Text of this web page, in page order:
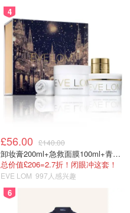
4
£56.00 £140.00
卸妆膏200ml+急救面膜100ml+青春面霜15ml
总价值£206=2.7折！闭眼冲这套！
EVE LOM 997人感兴趣
6